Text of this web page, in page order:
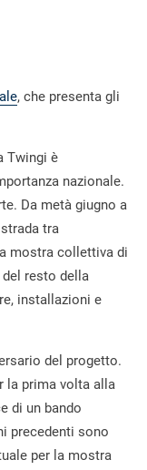
, che presenta gli
Twingi è
nazionale.
Da metà giugno a
tra
mostra collettiva di
resto della
installazioni e
del progetto.
la prima volta alla
di un bando
precedenti sono
per la mostra